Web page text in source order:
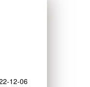
12-06